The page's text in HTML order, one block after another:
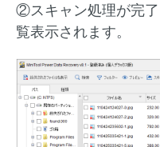
②スキャン処理が完
覧表示されます。